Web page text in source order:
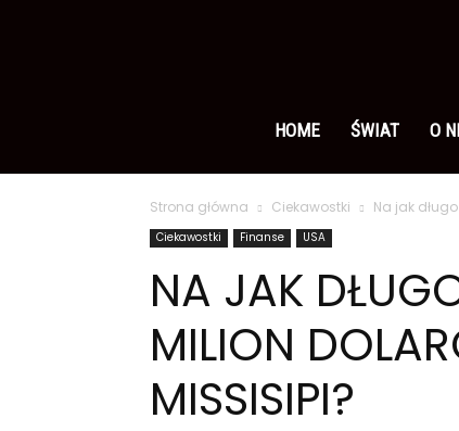
polsku
HOME ŚWIAT O
Strona główna Ciekawostki Na jak
Ciekawostki Finanse USA
NA JAK
MILION
MISSISIPI?